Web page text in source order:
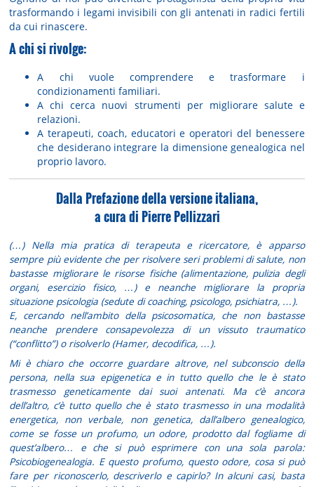
trasformando i legami invisibili con gli antenati in radici fertili
da cui rinascere.
A chi si rivolge:
A chi vuole comprendere e trasformare i
condizionamenti familiari.
A chi cerca nuovi strumenti per migliorare salute e
relazioni.
A terapeuti, coach, educatori e operatori del benessere
che desiderano integrare la dimensione genealogica nel
proprio lavoro.
Dalla Prefazione della versione italiana,
a cura di Pierre Pellizzari
(…) Nella mia pratica di terapeuta e ricercatore, è apparso
sempre più evidente che per risolvere seri problemi di salute, non
bastasse migliorare le risorse fisiche (alimentazione, pulizia degli
organi, esercizio fisico, …) e neanche migliorare la propria
situazione psicologia (sedute di coaching, psicologo, psichiatra, …).
E, cercando nell’ambito della psicosomatica, che non bastasse
neanche prendere consapevolezza di un vissuto traumatico
(“conflitto”) o risolverlo (Hamer, decodifica, …).
Mi è chiaro che occorre guardare altrove, nel subconscio della
persona, nella sua epigenetica e in tutto quello che le è stato
trasmesso geneticamente dai suoi antenati. Ma c’è ancora
dell’altro, c’è tutto quello che è stato trasmesso in una modalità
energetica, non verbale, non genetica, dall’albero genealogico,
come se fosse un profumo, un odore, prodotto dal fogliame di
quest’albero… e che si può esprimere con una sola parola:
Psicobiogenealogia. E questo profumo, questo odore, cosa si può
fare per riconoscerlo, descriverlo e capirlo? In alcuni casi, basta